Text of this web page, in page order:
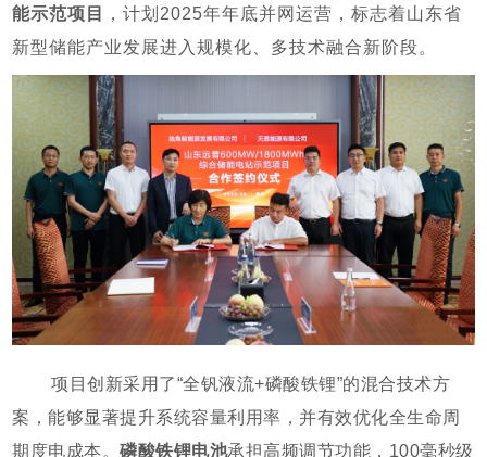
能示范项目
，计划2025年年底并网运营，标志着山东省
新型储能产业发展进入规模化、多技术融合新阶段。
项目创新采用了“全钒液流+磷酸铁锂”的混合技术方
案，能够显著提升系统容量利用率，并有效优化全生命周
期度电成本。磷酸铁锂电池承担高频调节功能，100毫秒级